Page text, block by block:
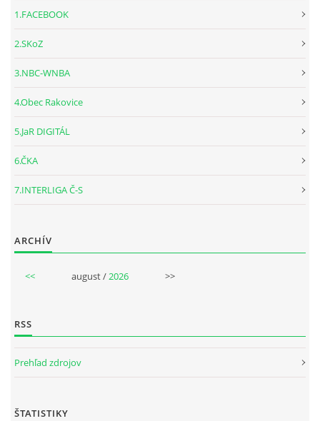
1.FACEBOOK
2.SKoZ
3.NBC-WNBA
4.Obec Rakovice
5.JaR DIGITÁL
6.ČKA
7.INTERLIGA Č-S
ARCHÍV
<< august /2026 >>
RSS
Prehľad zdrojov
ŠTATISTIKY